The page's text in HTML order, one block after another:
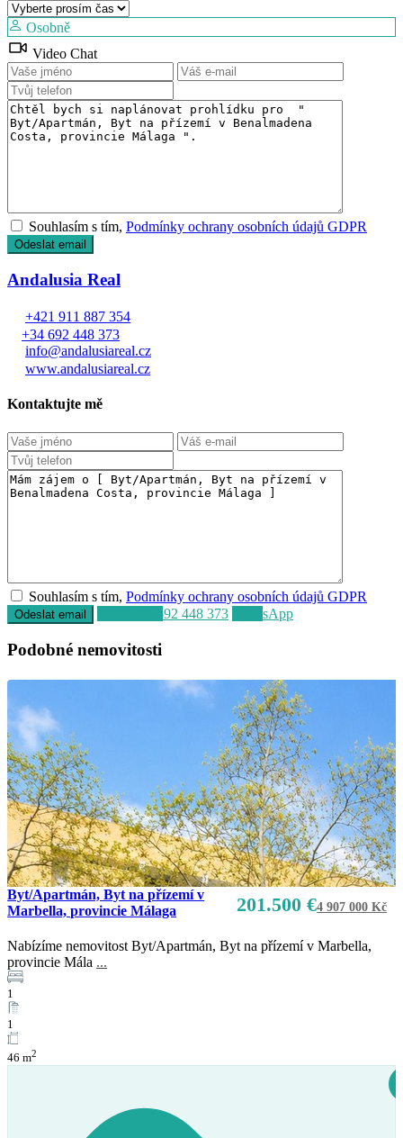
Osobně
Video Chat
Souhlasím s tím,Podmínky ochrany osobních údajů GDPR
Andalusia Real
+421 911 887 354
+34 692 448 373
info@andalusiareal.cz
www.andalusiareal.cz
Kontaktujte mě
Souhlasím s tím,Podmínky ochrany osobních údajů GDPR
+34 692 448 373 WhatsApp
Podobné nemovitosti
201.500 €4 907 000 Kč
Byt/Apartmán, Byt na přízemí v
Marbella, provincie Málaga
Nabízíme nemovitost Byt/Apartmán, Byt na přízemí v Marbella,
provincie Mála ...
1
1
46 m2